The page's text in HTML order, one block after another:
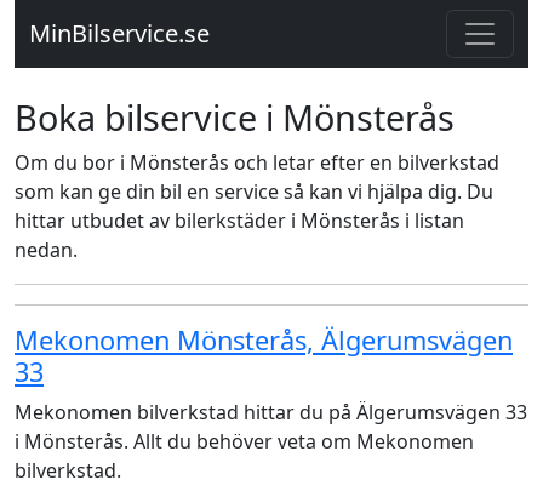
MinBilservice.se
Boka bilservice i Mönsterås
Om du bor i Mönsterås och letar efter en bilverkstad
som kan ge din bil en service så kan vi hjälpa dig. Du
hittar utbudet av bilerkstäder i Mönsterås i listan
nedan.
Mekonomen Mönsterås, Älgerumsvägen
33
Mekonomen bilverkstad hittar du på Älgerumsvägen 33
i Mönsterås. Allt du behöver veta om Mekonomen
bilverkstad.